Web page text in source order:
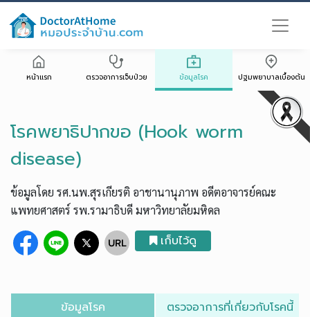
หน้าแรก ตรวจอาการเจ็บป่วย ข้อมูลโรค ปฐมพยาบาลเบื้องต้น
โรคพยาธิปากขอ (Hook worm
disease)
ข้อมูลโดย รศ.นพ.สุรเกียรติ อาชานานุภาพ อดีตอาจารย์คณะ
แพทยศาสตร์ รพ.รามาธิบดี มหาวิทยาลัยมหิดล
เก็บไว้ดู
ข้อมูลโรค ตรวจอาการที่เกี่ยวกับโรคนี้